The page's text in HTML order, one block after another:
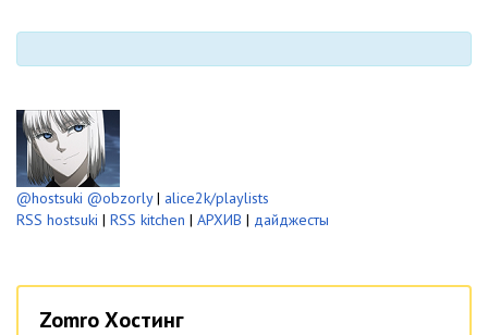
@hostsuki @obzorly| alice2k/playlists
RSS hostsuki | RSS kitchen | АРХИВ | дайджесты
Zomro Хостинг